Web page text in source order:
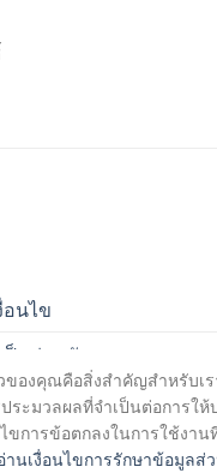
องคุณคือสิ่งสำคัญสำหรับเร
ระมวลผลที่จำเป็นต่อการให้
ขการข้อตกลงในการใช้งาน
านเงื่อนไขการรักษาข้อมูลส่
อนไข
ป็นส่วนตัว